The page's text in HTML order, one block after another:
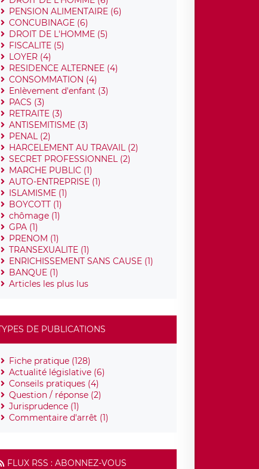
PENSION ALIMENTAIRE (6)
CONCUBINAGE (6)
DROIT DE L'HOMME (5)
FISCALITE (5)
LOYER (4)
RESIDENCE ALTERNEE (4)
CONSOMMATION (4)
Enlèvement d'enfant (3)
PACS (3)
RETRAITE (3)
ANTISEMITISME (3)
PENAL (2)
HARCELEMENT AU TRAVAIL (2)
SECRET PROFESSIONNEL (2)
MARCHE PUBLIC (1)
AUTO-ENTREPRISE (1)
ISLAMISME (1)
BOYCOTT (1)
chômage (1)
GPA (1)
PRENOM (1)
TRANSEXUALITE (1)
ENRICHISSEMENT SANS CAUSE (1)
BANQUE (1)
Articles les plus lus
DE PUBLICATIONS
Fiche pratique (128)
Actualité législative (6)
Conseils pratiques (4)
Question / réponse (2)
Jurisprudence (1)
Commentaire d'arrêt (1)
FLUX RSS : ABONNEZ-VOUS